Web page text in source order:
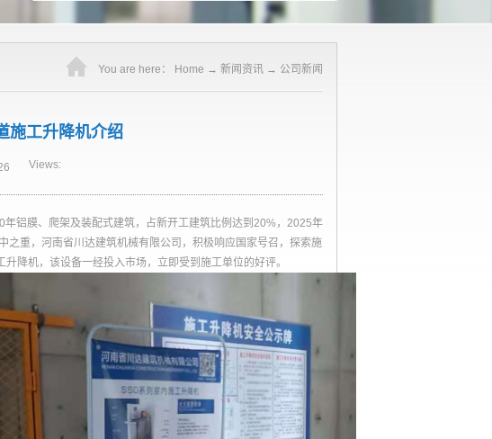
You are here： Home → 新闻资讯 → 公司新闻
施工升降机介绍
Views:
铝膜、爬架及装配式建筑，占新开工建筑比例达到20%，2025年
之重，河南省川达建筑机械有限公司，积极响应国家号召，探索施
降机，该设备一经投入市场，立即受到施工单位的好评。